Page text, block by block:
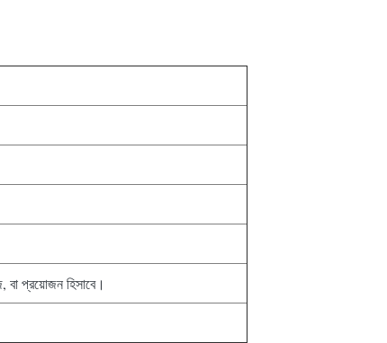
বা প্রয়োজন হিসাবে।